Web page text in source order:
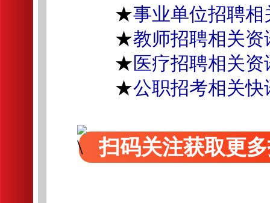
★事业单位招聘相
★教师招聘相关资
★医疗招聘相关资
★公职招考相关快
扫码关注获取更